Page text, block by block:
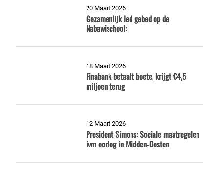
20 Maart 2026
Gezamenlijk Ied gebed op de
Nabawischool:
18 Maart 2026
Finabank betaalt boete, krijgt €4,5
miljoen terug
12 Maart 2026
President Simons: Sociale maatregelen
ivm oorlog in Midden-Oosten